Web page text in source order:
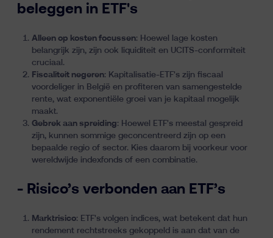
beleggen in ETF's
Alleen op kosten focussen: Hoewel lage kosten
belangrijk zijn, zijn ook liquiditeit en UCITS-conformiteit
cruciaal.
Fiscaliteit negeren: Kapitalisatie-ETF's zijn fiscaal
voordeliger in België en profiteren van samengestelde
rente, wat exponentiële groei van je kapitaal mogelijk
maakt.
Gebrek aan spreiding: Hoewel ETF's meestal gespreid
zijn, kunnen sommige geconcentreerd zijn op een
bepaalde regio of sector. Kies daarom bij voorkeur voor
wereldwijde indexfonds of een combinatie.
- Risico’s verbonden aan ETF’s
Marktrisico: ETF's volgen indices, wat betekent dat hun
rendement rechtstreeks gekoppeld is aan dat van de